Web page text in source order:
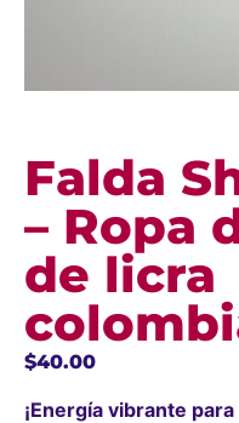
Falda
– Ropa
de licra
$40.00
¡Energía vibrante